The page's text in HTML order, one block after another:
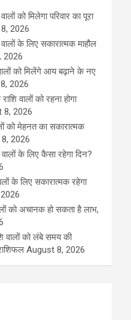
को मिलेगा परिवार का पूरा
2026
के लिए सकारात्मक माहौल
2026
को मिलेंगे आय बढ़ाने के नए
2026
वालों को रहना होगा
8, 2026
को मेहनत का सकारात्मक
2026
के लिए कैसा रहेगा दिन?
के लिए सकारात्मक रहेगा
को अचानक हो सकता है लाभ,
वालों को लंबे समय की
August 8, 2026